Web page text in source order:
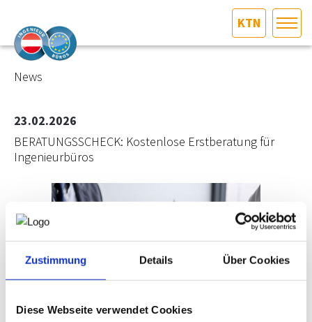
Zustimmung Details Über Cookies
Diese Webseite verwendet Cookies
KTN
DAS INGENIEURBÜRO
INTERESSEN­VERTRETUNG
SERVICE
News
23.02.2026
BERATUNGSSCHECK: Kostenlose Erstberatung für
Ingenieurbüros